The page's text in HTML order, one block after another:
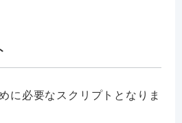
に必要なスクリプトとなりま